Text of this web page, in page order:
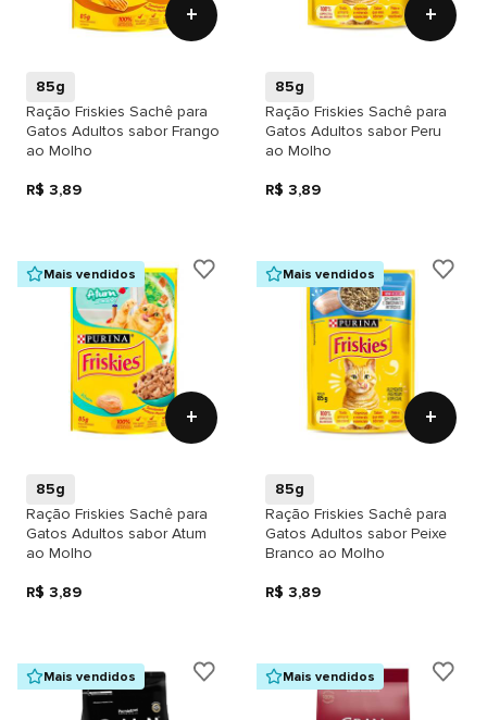
+
85g
Ração Friskies Sachê para
Gatos Adultos sabor Frango
ao Molho
R$ 3,89
+
85g
Ração Friskies Sachê para
Gatos Adultos sabor Peru
ao Molho
R$ 3,89
Mais vendidos
+
85g
Ração Friskies Sachê para
Gatos Adultos sabor Atum
ao Molho
R$ 3,89
Mais vendidos
+
85g
Ração Friskies Sachê para
Gatos Adultos sabor Peixe
Branco ao Molho
R$ 3,89
Mais vendidos Mais vendidos